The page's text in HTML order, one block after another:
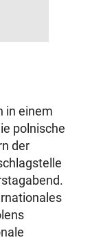
in einem
polnische
der